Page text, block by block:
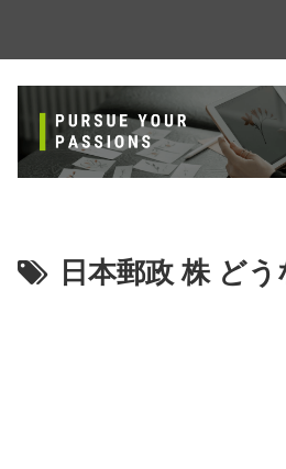
日本郵政 株 どう